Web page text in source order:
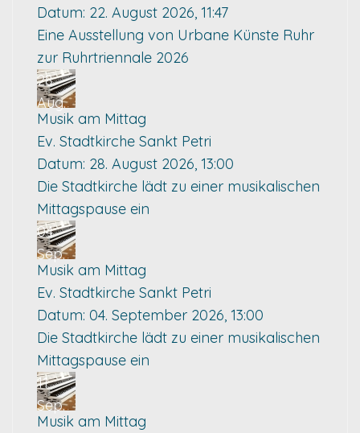
Datum: 22. August 2026, 11:47
Eine Ausstellung von Urbane Künste Ruhr
zur Ruhrtriennale 2026
28
Aug.
Musik am Mittag
Ev. Stadtkirche Sankt Petri
Datum: 28. August 2026, 13:00
Die Stadtkirche lädt zu einer musikalischen
Mittagspause ein
04
Sep.
Musik am Mittag
Ev. Stadtkirche Sankt Petri
Datum: 04. September 2026, 13:00
Die Stadtkirche lädt zu einer musikalischen
Mittagspause ein
11
Sep.
Musik am Mittag